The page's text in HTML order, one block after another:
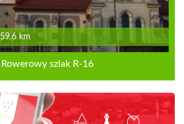
59.6 km
Rowerowy szlak R-16